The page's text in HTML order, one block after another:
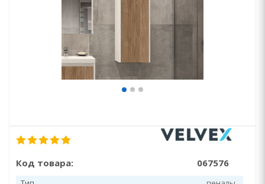
Код товара: 067576